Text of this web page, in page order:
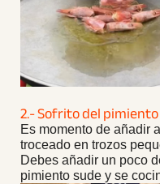
2.- Sofrito del pimiento
Es momento de añadir
troceado en trozos
Debes añadir un poco
pimiento sude y se